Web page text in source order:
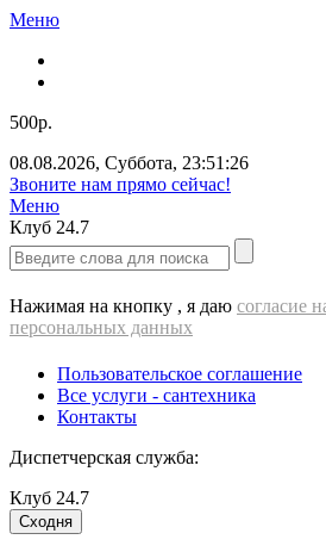
Меню
500р.
08.08.2026, Суббота, 23:51:26
Звоните нам прямо сейчас!
Меню
Клуб 24.7
Нажимая на кнопку , я даю согласие
персональных данных
Пользовательское соглашение
Все услуги - cантехника
Контакты
Диспетчерская служба:
Клуб 24.7
Сходня